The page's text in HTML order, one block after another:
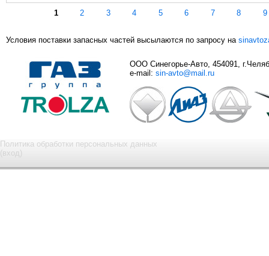
1 2 3 4 5 6 7 8 9
Условия поставки запасных частей высылаются по запросу на
ООО Синегорье-Авто, 454091,
e-mail: sin-avto@mail.ru
Политика обработки персональных данных
(вход)